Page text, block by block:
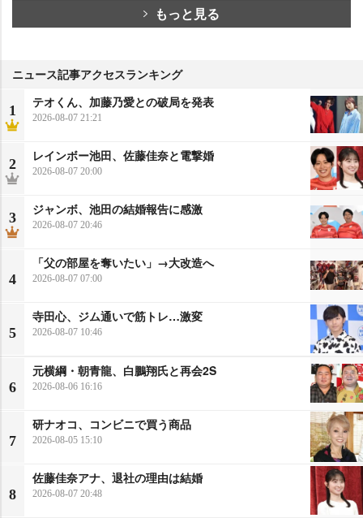
もっと見る
ニュース記事アクセスランキング
1
テオくん、加藤乃愛との破局を発表
2026-08-07 21:21
2
レインボー池田、佐藤佳奈と電撃婚
2026-08-07 20:00
3
ジャンボ、池田の結婚報告に感激
2026-08-07 20:46
4
「父の部屋を奪いたい」→大改造へ
2026-08-07 07:00
5
寺田心、ジム通いで筋トレ…激変
2026-08-07 10:46
6
元横綱・朝青龍、白鵬翔氏と再会2S
2026-08-06 16:16
7
研ナオコ、コンビニで買う商品
2026-08-05 15:10
8
佐藤佳奈アナ、退社の理由は結婚
2026-08-07 20:48